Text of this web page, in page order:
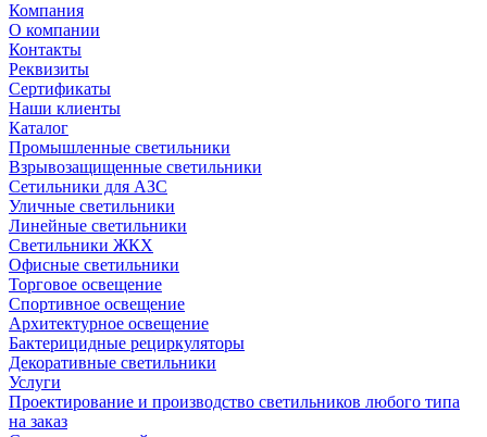
Компания
О компании
Контакты
Реквизиты
Сертификаты
Наши клиенты
Каталог
Промышленные светильники
Взрывозащищенные светильники
Сетильники для АЗС
Уличные светильники
Линейные светильники
Светильники ЖКХ
Офисные светильники
Торговое освещение
Спортивное освещение
Архитектурное освещение
Бактерицидные рециркуляторы
Декоративные светильники
Услуги
Проектирование и производство светильников любого типа
на заказ